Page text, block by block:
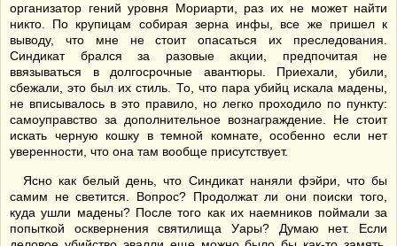
организатор гений уровня Мориарти, раз их не может найти
никто. По крупицам собирая зерна инфы, все же пришел к
выводу, что мне не стоит опасаться их преследования.
Синдикат брался за разовые акции, предпочитая не
ввязываться в долгосрочные авантюры. Приехали, убили,
сбежали, это был их стиль. То, что пара убийц искала мадены,
не вписывалось в это правило, но легко проходило по пункту:
самоуправство за дополнительное вознаграждение. Не стоит
искать черную кошку в темной комнате, особенно если нет
уверенности, что она там вообще присутствует.
Ясно как белый день, что Синдикат наняли фэйри, что бы
самим не светится. Вопрос? Продолжат ли они поиски того,
куда ушли мадены? После того как их наемников поймали за
попыткой осквернения святилища Уары? Думаю нет. Если